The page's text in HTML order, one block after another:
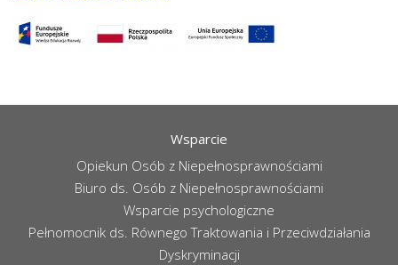
Wsparcie
Opiekun Osób z Niepełnosprawnościami
Biuro ds. Osób z Niepełnosprawnościami
Wsparcie psychologiczne
Pełnomocnik ds. Równego Traktowania i Przeciwdziałania
Dyskryminacji